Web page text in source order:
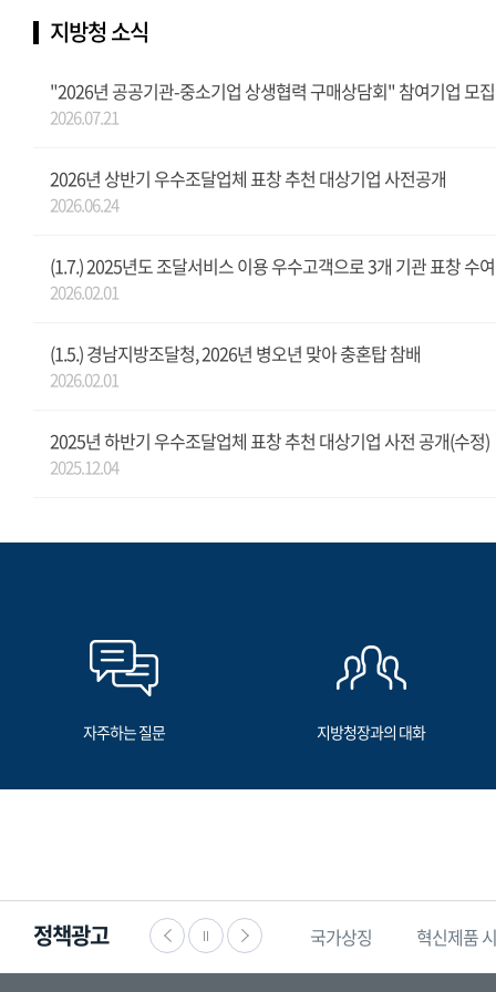
지방청 소식
"2026년 공공기관-중소기업 상생협력 구매상담회" 참여기업 모집
2026.07.21
2026년 상반기 우수조달업체 표창 추천 대상기업 사전공개
2026.06.24
(1.7.) 2025년도 조달서비스 이용 우수고객으로 3개 기관 표창 수여
2026.02.01
(1.5.) 경남지방조달청, 2026년 병오년 맞아 충혼탑 참배
2026.02.01
2025년 하반기 우수조달업체 표창 추천 대상기업 사전 공개(수정)
2025.12.04
자주하는 질문 지방청장과의 대화
정책광고
익신고 찾기쉬운 생활법령정보 국가상징 혁신제품